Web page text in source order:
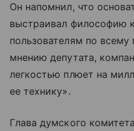
Он напомнил, что
выстраивал философию
пользователям по
мнению депутата,
легкостью плюет на
ее технику».
Глава думского